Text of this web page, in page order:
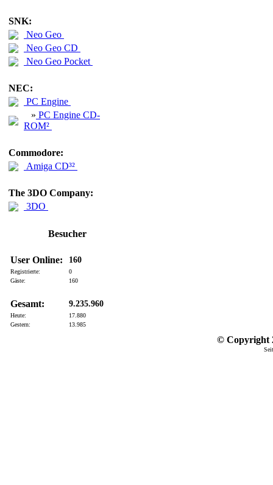
SNK:
Neo Geo
Neo Geo CD
Neo Geo Pocket
NEC:
PC Engine
» PC Engine CD-
ROM²
Commodore:
Amiga CD³²
The 3DO Company:
3DO
Besucher
User Online: 160
Registrierte:
0
Gäste:
160
Gesamt: 9.235.960
Heute:
17.880
Gestern:
13.985
© Copyright